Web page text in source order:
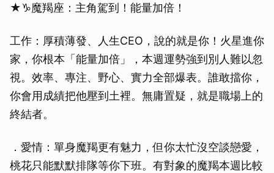
★♑魔羯座：主角駕到！能量加倍！
工作：厚積薄發、人生CEO，說的就是你！火星進你
家，你根本「能量加倍」，本週運勢強到別人難以忽
視。效率、專注、野心、實力全部爆表。誰敢擋你，
你會用成績把他壓到土裡。無庸置疑，就是職場上的
終結者。
．愛情：單身魔羯更有魅力，但你太忙沒空談戀愛，
桃花只能默默排隊等你下班。有對象的魔羯本週比較